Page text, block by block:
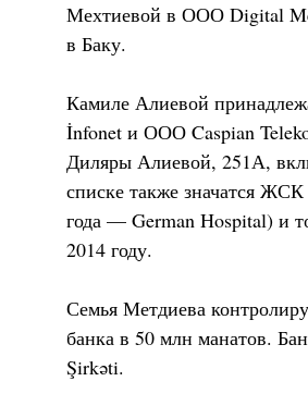
Мехтиевой в ООО Digital
в Баку.
Камиле Алиевой
İnfonet и ООО Caspian
Диляры Алиевой, 251А,
списке также значатся
года — German Hospital) и
2014 году.
Семья Метдиева
банка в 50 млн манатов.
Şirkəti.